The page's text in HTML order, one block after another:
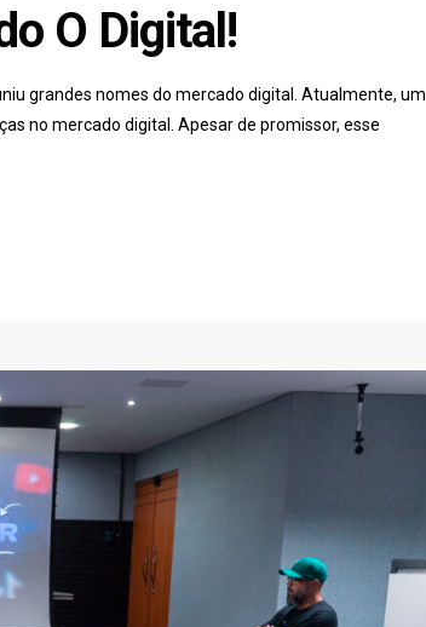
O Digital!
grandes nomes do mercado digital. Atualmente, um
no mercado digital. Apesar de promissor, esse